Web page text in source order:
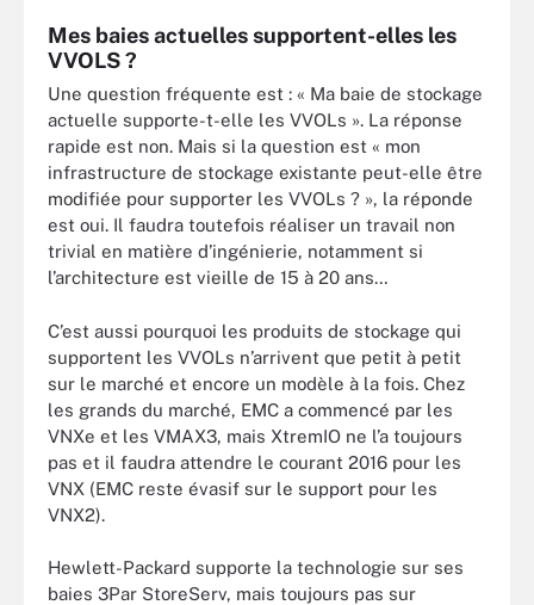
Mes baies actuelles supportent-elles les
VVOLS ?
Une question fréquente est : « Ma baie de stockage
actuelle supporte-t-elle les VVOLs ». La réponse
rapide est non. Mais si la question est « mon
infrastructure de stockage existante peut-elle être
modifiée pour supporter les VVOLs ? », la réponde
est oui. Il faudra toutefois réaliser un travail non
trivial en matière d’ingénierie, notamment si
l’architecture est vieille de 15 à 20 ans…
C’est aussi pourquoi les produits de stockage qui
supportent les VVOLs n’arrivent que petit à petit
sur le marché et encore un modèle à la fois. Chez
les grands du marché, EMC a commencé par les
VNXe et les VMAX3, mais XtremIO ne l’a toujours
pas et il faudra attendre le courant 2016 pour les
VNX (EMC reste évasif sur le support pour les
VNX2).
Hewlett-Packard supporte la technologie sur ses
baies 3Par StoreServ, mais toujours pas sur